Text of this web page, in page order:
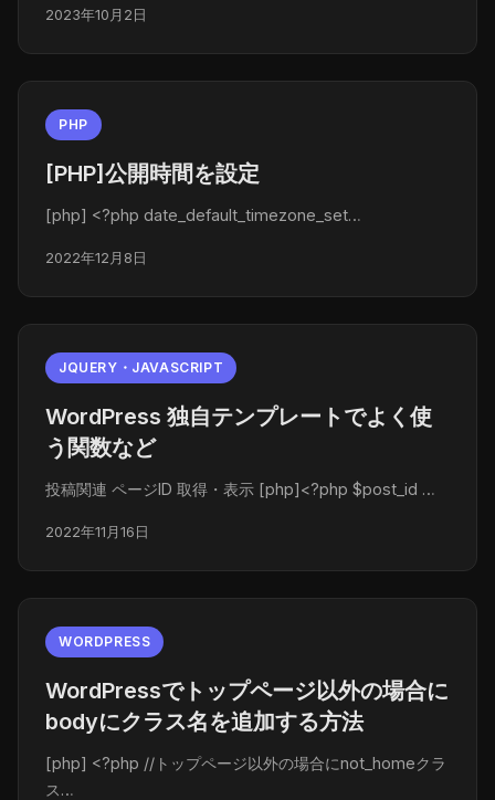
2023年10月2日
PHP
[PHP]公開時間を設定
[php] <?php date_default_timezone_set…
2022年12月8日
JQUERY・JAVASCRIPT
WordPress 独自テンプレートでよく使
う関数など
投稿関連 ページID 取得・表示 [php]<?php $post_id …
2022年11月16日
WORDPRESS
WordPressでトップページ以外の場合に
bodyにクラス名を追加する方法
[php] <?php //トップページ以外の場合にnot_homeクラ
ス…